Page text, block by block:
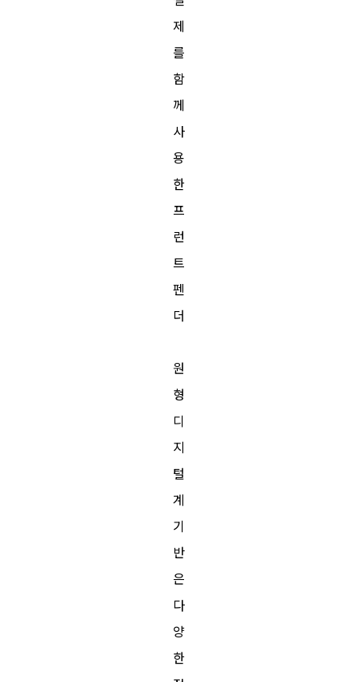
제
를
함
께
사
용
한
프
런
트
펜
더
원
형
디
지
털
계
기
반
은
다
양
한